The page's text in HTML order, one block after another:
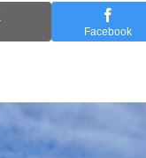
Facebook